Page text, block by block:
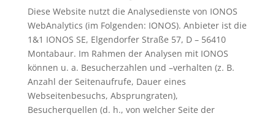
Diese Website nutzt die Analysedienste von IONOS
WebAnalytics (im Folgenden: IONOS). Anbieter ist die
1&1 IONOS SE, Elgendorfer Straße 57, D – 56410
Montabaur. Im Rahmen der Analysen mit IONOS
können u. a. Besucherzahlen und –verhalten (z. B.
Anzahl der Seitenaufrufe, Dauer eines
Webseitenbesuchs, Absprungraten),
Besucherquellen (d. h., von welcher Seite der